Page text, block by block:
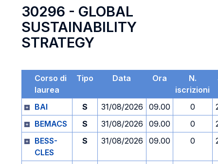
30296 - GLOBAL
SUSTAINABILITY
STRATEGY
Corso di
laurea
Tipo Data Ora
N.
iscrizioni
BAI S 31/08/2026 09.00 0
BEMACS
S 31/08/2026 09.00 0
BESS-
CLES
S 31/08/2026 09.00 0